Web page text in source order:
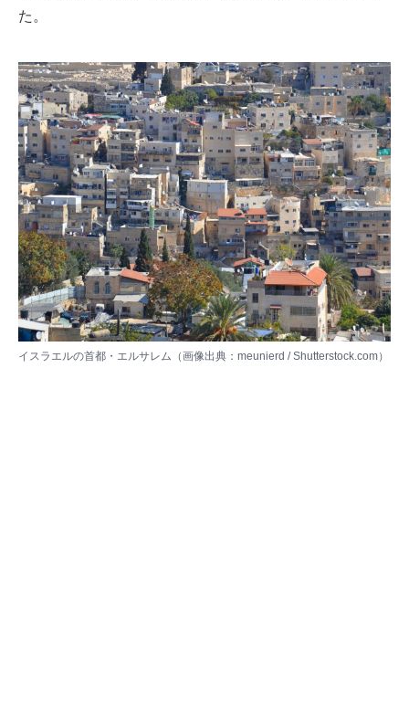
た。
イスラエルの首都・エルサレム（画像出典：meunierd / Shutterstock.com）